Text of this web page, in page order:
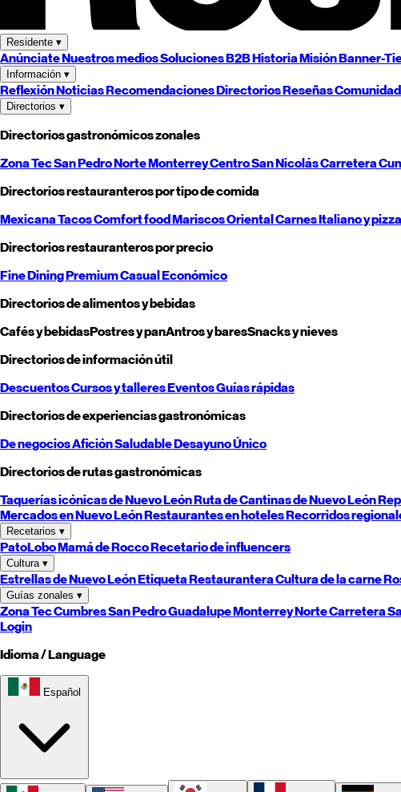
Residente ▾
AnúnciateNuestros mediosSoluciones B2BHistoriaMisiónBanner-
Información ▾
ReflexiónNoticiasRecomendacionesDirectoriosReseñasComunidad
Directorios ▾
Directorios gastronómicos zonales
Zona TecSan PedroNorteMonterreyCentroSan NicolásCarretera
Directorios restauranteros por tipo de comida
MexicanaTacosComfort foodMariscosOrientalCarnesItaliano y pizza
Directorios restauranteros por precio
Fine DiningPremiumCasualEconómico
Directorios de alimentos y bebidas
Cafés y bebidasPostres y panAntros y baresSnacks y nieves
Directorios de información útil
DescuentosCursos y talleresEventosGuías rápidas
Directorios de experiencias gastronómicas
De negociosAficiónSaludableDesayunoÚnico
Directorios de rutas gastronómicas
Taquerías icónicas deNuevo LeónRuta de Cantinas deNuevo León
Mercados enNuevo LeónRestaurantes en hotelesRecorridos
Recetarios ▾
PatoLoboMamá de RoccoRecetario de influencers
Cultura ▾
Estrellas deNuevo LeónEtiqueta RestauranteraCultura de la carne
Guías zonales ▾
Zona TecCumbresSan PedroGuadalupeMonterreyNorteCarretera
Login
Idioma / Language
Español